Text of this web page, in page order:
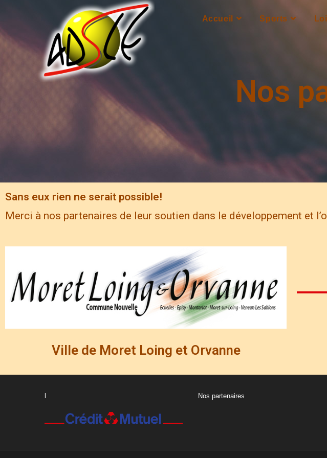
Accueil Sports
Nos
Sans eux rien ne serait possible!
Merci à nos partenaires de leur soutien dans le développement et
Ville de Moret Loing et Orvanne
Nos partenaires